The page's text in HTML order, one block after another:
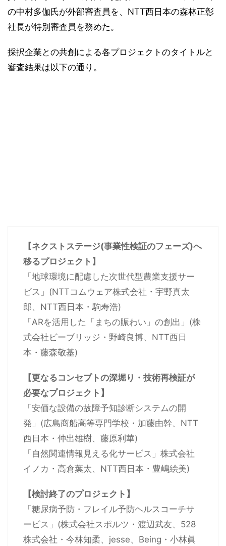
の中村多伽氏が外部審査員を、NTT西日本の森林正彰
社長が特別審査員を務めた。
採択企業との共創による各プロジェクトのタイトルと
審査結果は以下の通り。
【ネクストステージ(事業性検証のフェーズ)へ
移るプロジェクト】
「地球環境に配慮した次世代型農業支援サー
ビス」(NTTコムウェア株式会社・宇野真太
郎、NTT西日本・駒寿浩)
「ARを活用した「まちの賑わい」の創出」(株
式会社ビーブリッジ・野崎良博、NTT西日
本・藤森敬基)
【更なるコンセプトの深堀り・技術再検証が
必要なプロジェクト】
「安価な設備の故障予知診断システムの開
発」(広島商船高等専門学校・加藤由幹、NTT
西日本・仲出雄樹、藤原利華)
「自然関連情報見える化サービス」株式会社
イノカ・高倉葉太、NTT西日本・豊嶋絵美)
【検討終了のプロジェクト】
「糖尿病予防・フレイル予防ヘルスコーチサ
ービス」(株式会社スポルツ・渡辺武友、528
株式会社・今林知柔、jesse、Being・小林眞